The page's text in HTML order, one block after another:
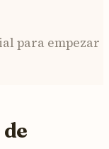
para empezar